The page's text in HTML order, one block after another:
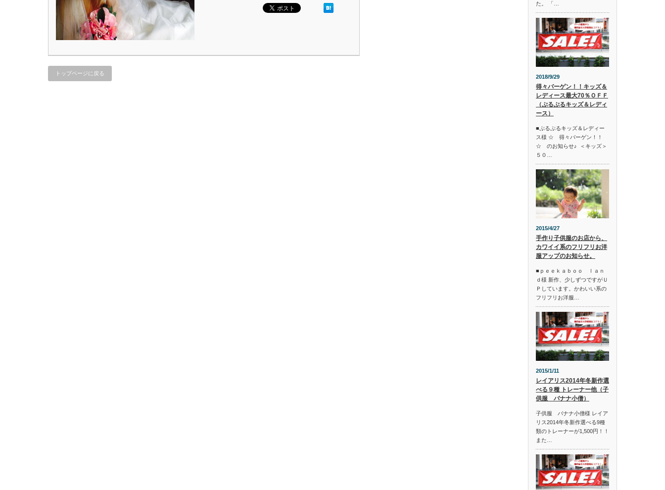
トップページに戻る
た。 「…
2018/9/29
得々バーゲン！！キッズ＆
レディース最大70％ＯＦＦ
（ぷるぷるキッズ＆レディ
ース）
■ぷるぷるキッズ＆レディー
ス様 ☆ 得々バーゲン！！
☆ のお知らせ♪ ＜キッズ＞
５０…
2015/4/27
手作り子供服のお店から、
カワイイ系のフリフリお洋
服アップのお知らせ。
■ｐｅｅｋａｂｏｏ ｌａｎ
ｄ様 新作、少しずつですがＵ
Ｐしています。かわいい系の
フリフリお洋服…
2015/1/11
レイアリス2014年冬新作選
べる９種 トレーナー他（子
供服 バナナ小僧）
子供服 バナナ小僧様 レイア
リス2014年冬新作選べる9種
類のトレーナーが1,500円！！
また…